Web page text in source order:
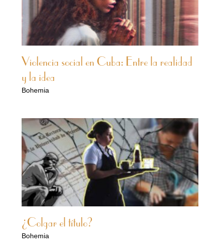
Violencia social en Cuba: Entre la realidad
y la idea
Bohemia
¿Colgar el título?
Bohemia